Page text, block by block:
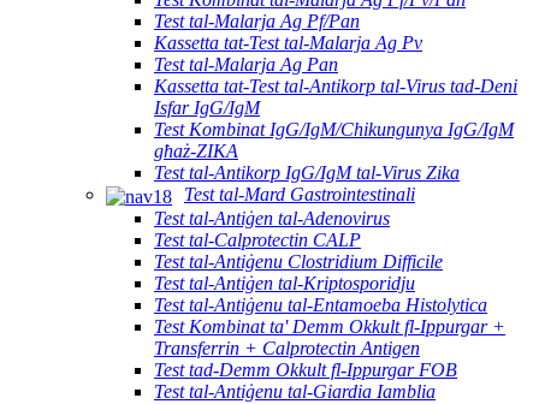
Test tal-Malarja Ag Pf/Pan
Kassetta tat-Test tal-Malarja Ag Pv
Test tal-Malarja Ag Pan
Kassetta tat-Test tal-Antikorp tal-Virus tad-Deni
Isfar IgG/IgM
Test Kombinat IgG/IgM/Chikungunya IgG/IgM
għaż-ZIKA
Test tal-Antikorp IgG/IgM tal-Virus Zika
Test tal-Mard Gastrointestinali
Test tal-Antiġen tal-Adenovirus
Test tal-Calprotectin CALP
Test tal-Antiġenu Clostridium Difficile
Test tal-Antiġen tal-Kriptosporidju
Test tal-Antiġenu tal-Entamoeba Histolytica
Test Kombinat ta' Demm Okkult fl-Ippurgar +
Transferrin + Calprotectin Antigen
Test tad-Demm Okkult fl-Ippurgar FOB
Test tal-Antiġenu tal-Giardia Iamblia